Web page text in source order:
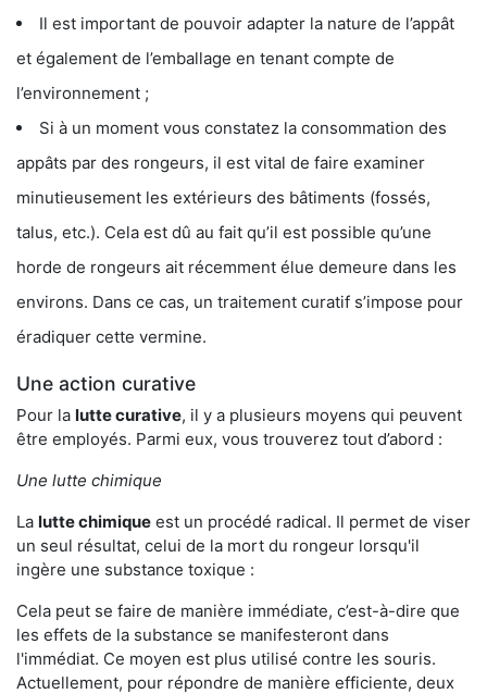
Il est important de pouvoir adapter la nature de l’appât
et également de l’emballage en tenant compte de
l’environnement ;
Si à un moment vous constatez la consommation des
appâts par des rongeurs, il est vital de faire examiner
minutieusement les extérieurs des bâtiments (fossés,
talus, etc.). Cela est dû au fait qu’il est possible qu’une
horde de rongeurs ait récemment élue demeure dans les
environs. Dans ce cas, un traitement curatif s’impose pour
éradiquer cette vermine.
Une action curative
Pour la lutte curative, il y a plusieurs moyens qui peuvent
être employés. Parmi eux, vous trouverez tout d’abord :
Une lutte chimique
La lutte chimique est un procédé radical. Il permet de viser
un seul résultat, celui de la mort du rongeur lorsqu'il
ingère une substance toxique :
Cela peut se faire de manière immédiate, c’est-à-dire que
les effets de la substance se manifesteront dans
l'immédiat. Ce moyen est plus utilisé contre les souris.
Actuellement, pour répondre de manière efficiente, deux